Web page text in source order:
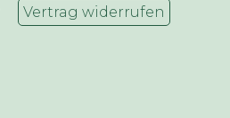
Vertrag widerrufen